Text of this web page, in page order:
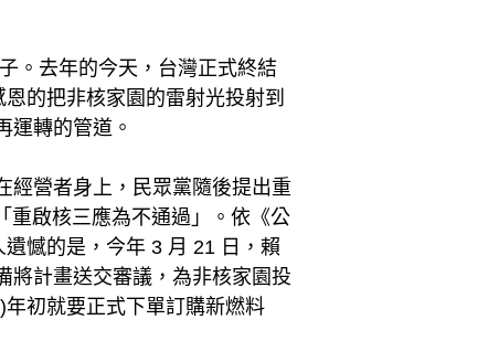
。去年的今天，台灣正式終結
的把非核家園的雷射光投射到
運轉的管道。
經營者身上，民眾黨隨後提出重
重啟核三應為不通過」。依《公
憾的是，今年 3 月 21 日，賴
將計畫送交審議，為非核家園投
初就要正式下單訂購新燃料